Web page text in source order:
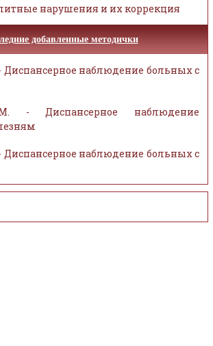
нарушения и их коррекция
добавленные методички
наблюдение больных с
- Диспансерное наблюдение
наблюдение больных с